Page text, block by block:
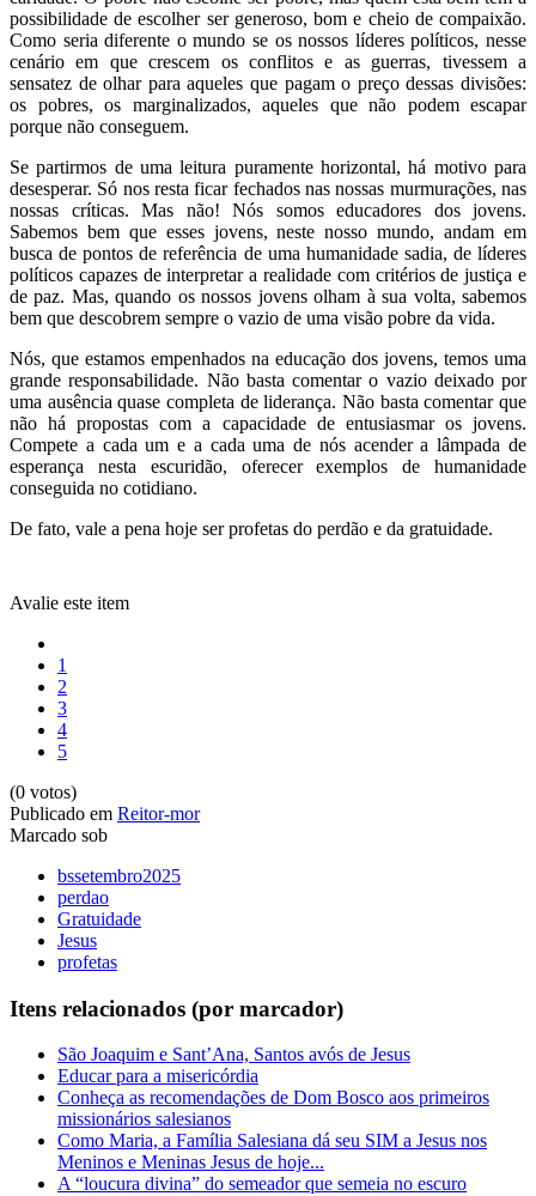
possibilidade de escolher ser generoso, bom e cheio de compaixão.
Como seria diferente o mundo se os nossos líderes políticos, nesse
cenário em que crescem os conflitos e as guerras, tivessem a
sensatez de olhar para aqueles que pagam o preço dessas divisões:
os pobres, os marginalizados, aqueles que não podem escapar
porque não conseguem.
Se partirmos de uma leitura puramente horizontal, há motivo para
desesperar. Só nos resta ficar fechados nas nossas murmurações, nas
nossas críticas. Mas não! Nós somos educadores dos jovens.
Sabemos bem que esses jovens, neste nosso mundo, andam em
busca de pontos de referência de uma humanidade sadia, de líderes
políticos capazes de interpretar a realidade com critérios de justiça e
de paz. Mas, quando os nossos jovens olham à sua volta, sabemos
bem que descobrem sempre o vazio de uma visão pobre da vida.
Nós, que estamos empenhados na educação dos jovens, temos uma
grande responsabilidade. Não basta comentar o vazio deixado por
uma ausência quase completa de liderança. Não basta comentar que
não há propostas com a capacidade de entusiasmar os jovens.
Compete a cada um e a cada uma de nós acender a lâmpada de
esperança nesta escuridão, oferecer exemplos de humanidade
conseguida no cotidiano.
De fato, vale a pena hoje ser profetas do perdão e da gratuidade.
Avalie este item
1
2
3
4
5
(0 votos)
Publicado em Reitor-mor
Marcado sob
bssetembro2025
perdao
Gratuidade
Jesus
profetas
Itens relacionados (por marcador)
São Joaquim e Sant’Ana, Santos avós de Jesus
Educar para a misericórdia
Conheça as recomendações de Dom Bosco aos primeiros
missionários salesianos
Como Maria, a Família Salesiana dá seu SIM a Jesus nos
Meninos e Meninas Jesus de hoje...
A “loucura divina” do semeador que semeia no escuro